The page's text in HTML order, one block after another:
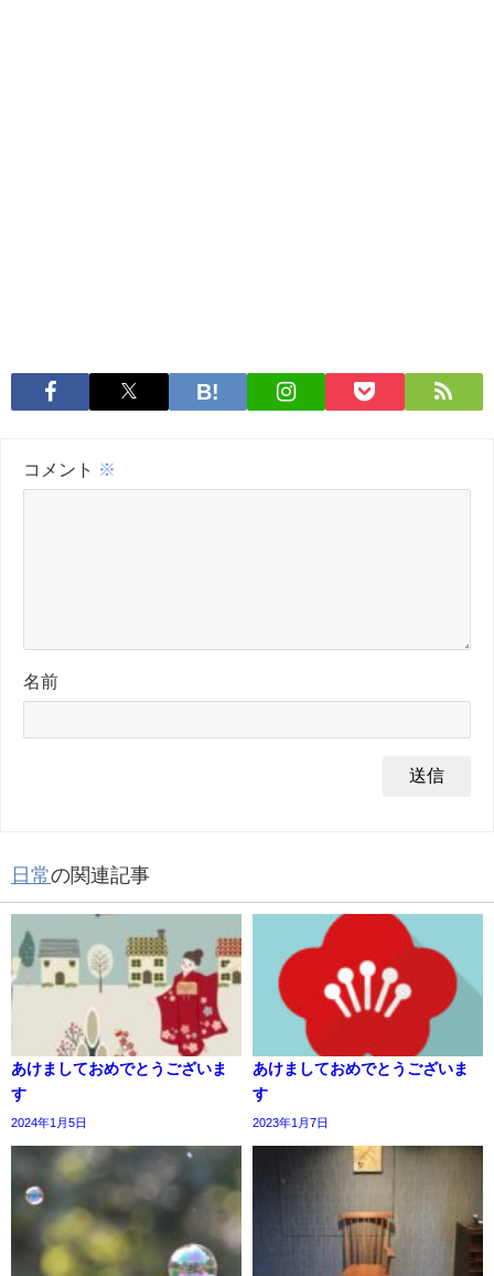
コメント ※
名前
日常の関連記事
あけましておめでとうございま
す
2024年1月5日
あけましておめでとうございま
す
2023年1月7日